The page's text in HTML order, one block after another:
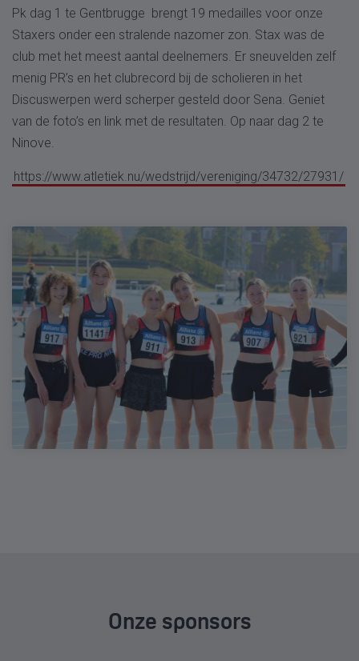
Pk dag 1 te Gentbrugge brengt 19 medailles voor onze
Staxers onder een stralende nazomer zon. Stax was de
club met het meest aantal deelnemers. Er sneuvelden zelf
menig PR’s en het clubrecord bij de scholieren in het
Discuswerpen werd scherper gesteld door Sena. Geniet
van de foto’s en link met de resultaten. Op naar dag 2 te
Ninove.
https://www.atletiek.nu/wedstrijd/vereniging/34732/27931/
Onze sponsors